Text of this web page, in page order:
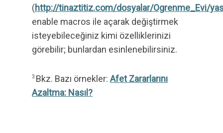
(http://tinaztitiz.com/dosyalar/Ogrenme_Evi/
enable macros ile açarak değiştirmek
isteyebileceğiniz kimi özelliklerinizi
görebilir; bunlardan esinlenebilirsiniz.
3 Bkz. Bazı örnekler:Afet Zararlarını
Azaltma: Nasıl?